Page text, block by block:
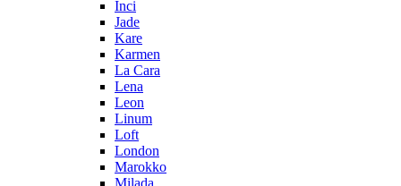
Inci
Jade
Kare
Karmen
La Cara
Lena
Leon
Linum
Loft
London
Marokko
Milada